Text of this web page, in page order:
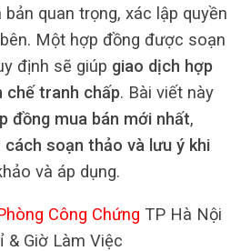
bản quan trọng, xác lập quyền
Một hợp đồng được soạn
định sẽ giúp giao dịch hợp
chế tranh chấp. Bài viết này
đồng mua bán mới nhất,
cách soạn thảo và lưu ý khi
và áp dụng.
Công Chứng TP Hà Nội
& Giờ Làm Việc